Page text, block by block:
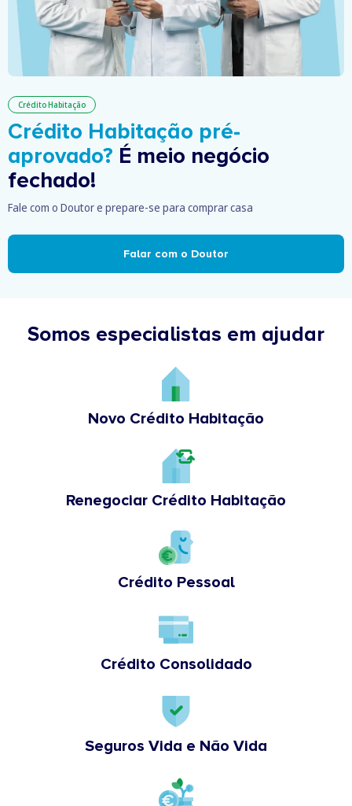
Crédito Habitação
Crédito Habitação pré-
aprovado? É meio negócio
fechado!
Fale com o Doutor e prepare-se para comprar casa
Falar com o Doutor
Somos especialistas em ajudar
Novo Crédito Habitação
Renegociar Crédito Habitação
Crédito Pessoal
Crédito Consolidado
Seguros Vida e Não Vida